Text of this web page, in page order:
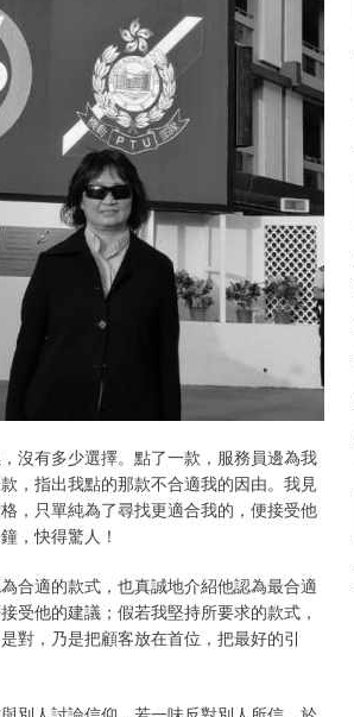
沒有多少選擇。點了一款，服務員邊為我
，指出我點的那款不合適我的因由。我見
，只單純為了尋找更適合我的，便接受他
，快得驚人！
合適的款式，也真誠地介紹他認為最合適
受他的建議；假若我堅持所要求的款式，
對，乃是把顧客放在首位，把最好的引